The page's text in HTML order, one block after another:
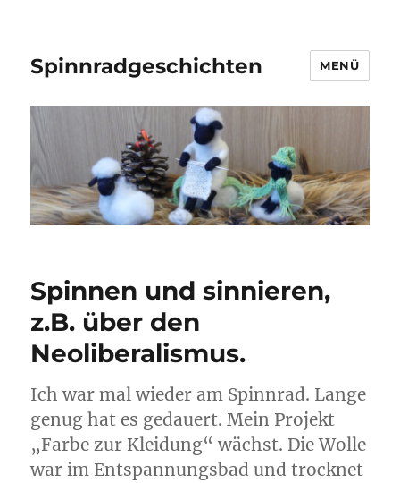
Spinnradgeschichten MENÜ
Spinnen und sinnieren,
z.B. über den
Neoliberalismus.
Ich war mal wieder am Spinnrad. Lange
genug hat es gedauert. Mein Projekt
„Farbe zur Kleidung“ wächst. Die Wolle
war im Entspannungsbad und trocknet